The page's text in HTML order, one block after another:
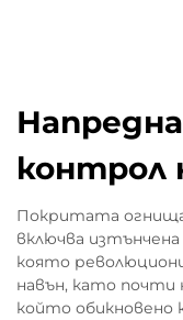
контрол
Покритата
включва
която
навън, като почти
който обикновено